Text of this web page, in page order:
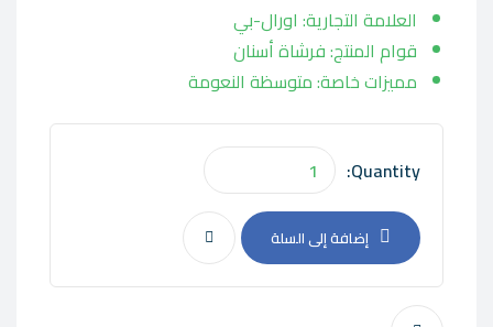
العلامة التجارية: اورال-بي
قوام المنتج: فرشاة أسنان
مميزات خاصة: متوسظة النعومة
Quantity:
إضافة إلى السلة